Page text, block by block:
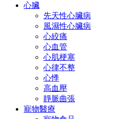
心臟
先天性心臟病
風濕性心臟病
心絞痛
心血管
心肌梗塞
心律不整
心悸
高血壓
靜脈曲張
寵物醫療